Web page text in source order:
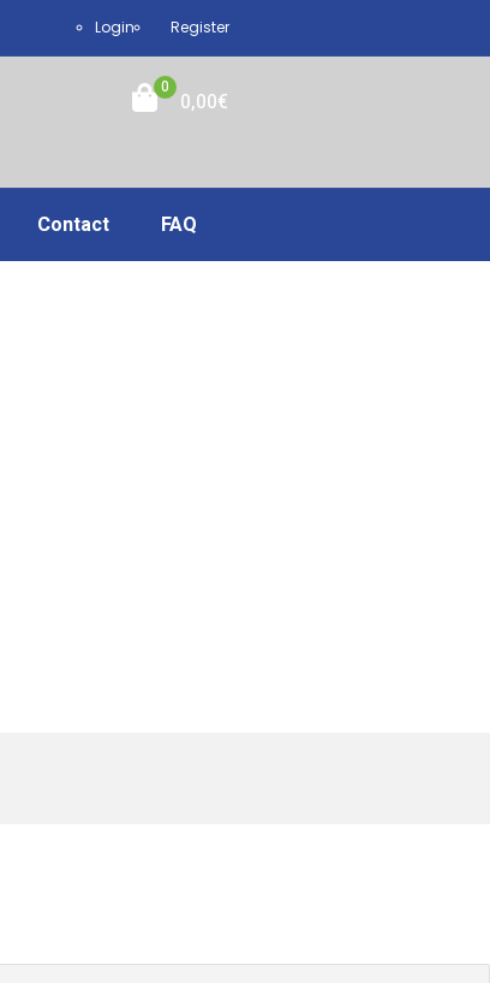
Login Register
0
0,00€
Contact FAQ